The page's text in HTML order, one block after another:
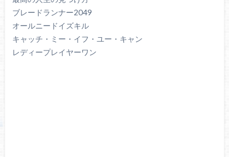
ブレードランナー2049
オールニードイズキル
キャッチ・ミー・イフ・ユー・キャン
レディープレイヤーワン